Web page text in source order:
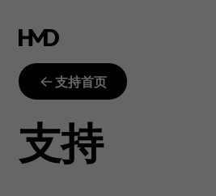
如
何
管
理
支持首页
支持